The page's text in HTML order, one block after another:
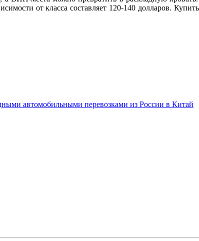
от класса составляет 120-140 долларов.
автомобильными перевозками из России в Китай